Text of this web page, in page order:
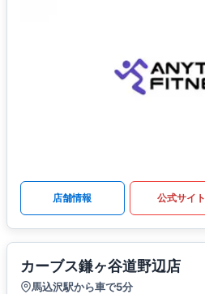
店舗情報 公式サイト
カーブス鎌ヶ谷道野辺店
馬込沢駅から車で5分